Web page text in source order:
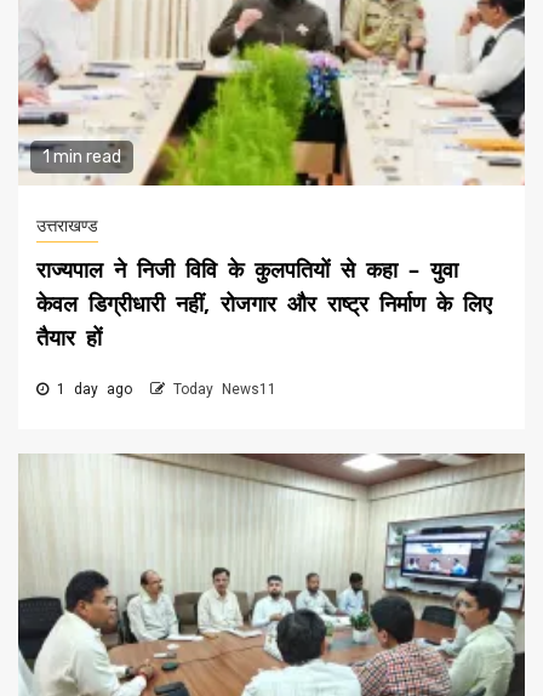
1 min read
उत्तराखण्ड
राज्यपाल ने निजी विवि के कुलपतियों से कहा – युवा
केवल डिग्रीधारी नहीं, रोजगार और राष्ट्र निर्माण के लिए
तैयार हों
1 day ago Today News11